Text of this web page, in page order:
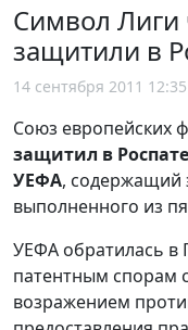
Символ
защитили в
14 сентября 2011 12:35
Союз европейских
защитил в
УЕФА, содержащий
выполненного из
УЕФА обратилась в
патентным спорам с
возражением